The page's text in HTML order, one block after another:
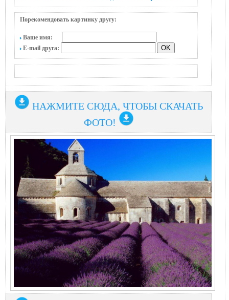
Порекомендовать картинку другу:
Ваше имя:
E-mail друга:
НАЖМИТЕ СЮДА, ЧТОБЫ СКАЧАТЬ
ФОТО!